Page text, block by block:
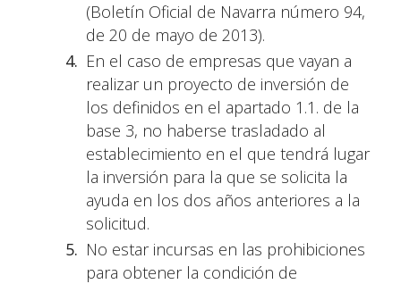
(Boletín Oficial de Navarra número 94,
de 20 de mayo de 2013).
En el caso de empresas que vayan a
realizar un proyecto de inversión de
los definidos en el apartado 1.1. de la
base 3, no haberse trasladado al
establecimiento en el que tendrá lugar
la inversión para la que se solicita la
ayuda en los dos años anteriores a la
solicitud.
No estar incursas en las prohibiciones
para obtener la condición de